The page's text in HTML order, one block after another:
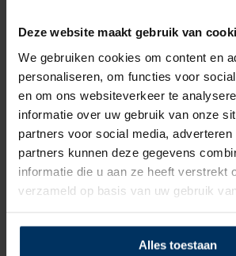
Deze website maakt gebruik van
We gebruiken cookies om content en
personaliseren, om functies voor
en om ons websiteverkeer te
informatie over uw gebruik van onze
partners voor social media,
partners kunnen deze gegevens
informatie die u aan ze heeft verstrekt
verzameld op basis van uw gebruik
Alles toestaan
Oliedrukmeter 10 bar Veethree
Merk: Veethree
Artikelnummer: 67577SSFE
€42,40 incl BTW